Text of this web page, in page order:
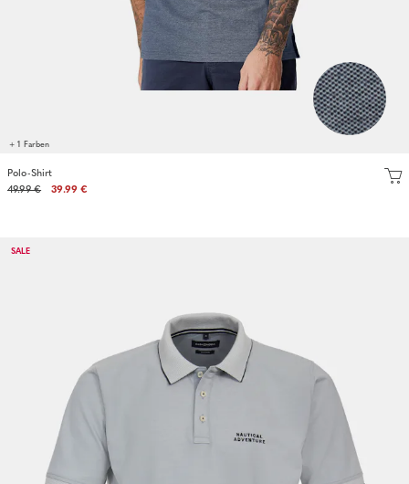
+ 1 Farben
Polo-Shirt
49.99 €
39.99 €
SALE